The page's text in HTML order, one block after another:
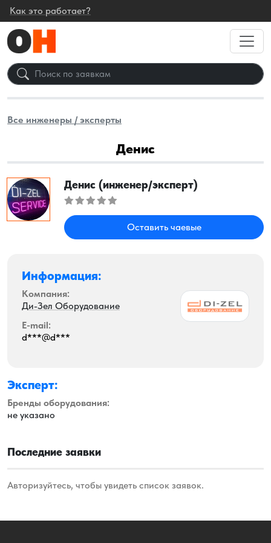
Как это работает?
Все инженеры / эксперты
Денис
Денис (инженер/эксперт)
Оставить чаевые
Информация:
Компания:
Ди-Зел Оборудование
E-mail:
d***@d***
Эксперт:
Бренды оборудования:
не указано
Последние заявки
Авторизуйтесь, чтобы увидеть список заявок.